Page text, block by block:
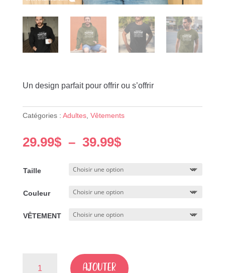
Un design parfait pour offrir ou s’offrir
Catégories : Adultes, Vêtements
29.99$ – 39.99$Plage
29.99$
à
39.99$
Taille
Couleur
VÊTEMENT
AJOUTER